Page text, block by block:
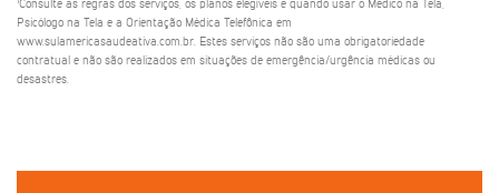
¹Consulte as regras dos serviços, os planos elegíveis e quando usar o Médico na Tela,
Psicólogo na Tela e a Orientação Médica Telefônica em
www.sulamericasaudeativa.com.br. Estes serviços não são uma obrigatoriedade
contratual e não são realizados em situações de emergência/urgência médicas ou
desastres.